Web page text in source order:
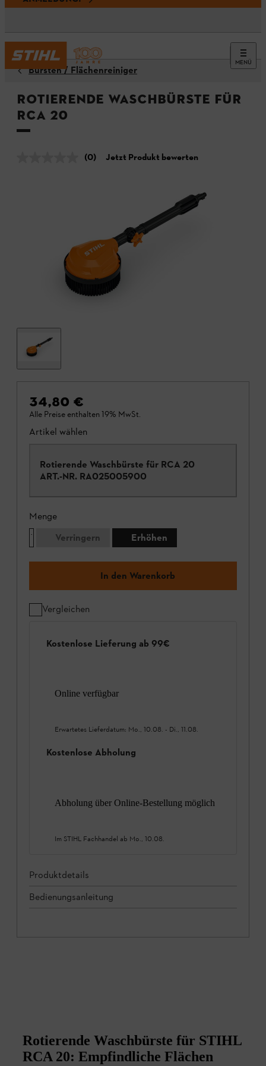
MENÜ
Bürsten / Flächenreiniger
Rotierende Waschbürste für
RCA 20
(0) Jetzt Produkt bewerten
34,80 €
Alle Preise enthalten 19% MwSt.
Artikel wählen
Rotierende Waschbürste für RCA 20
ART.-NR. RA025005900
Menge
Verringern
Erhöhen
In den Warenkorb
Vergleichen
Kostenlose Lieferung ab 99€
Online verfügbar
Erwartetes Lieferdatum: Mo., 10.08. - Di., 11.08.
Kostenlose Abholung
Abholung über Online-Bestellung möglich
Im STIHL Fachhandel ab Mo., 10.08.
Produktdetails
Bedienungsanleitung
Rotierende Waschbürste für STIHL
RCA 20: Empfindliche Flächen